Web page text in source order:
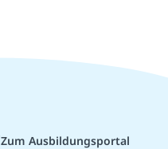
Zum Ausbildungsportal